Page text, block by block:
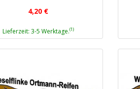
4,20 €
Lieferzeit: 3-5 Werktage.(1)